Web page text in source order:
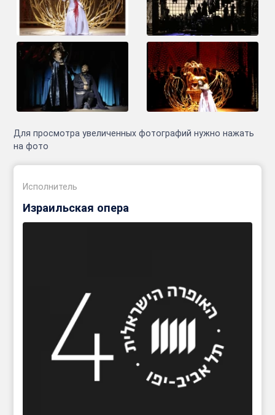
Для просмотра увеличенных фотографий нужно нажать
на фото
Исполнитель
Израильская опера